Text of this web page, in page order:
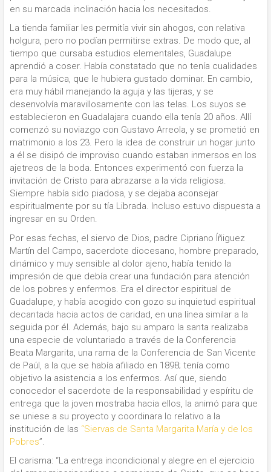
en su marcada inclinación hacia los necesitados.
La tienda familiar les permitía vivir sin ahogos, con relativa
holgura, pero no podían permitirse extras. De modo que, al
tiempo que cursaba estudios elementales, Guadalupe
aprendió a coser. Había constatado que no tenía cualidades
para la música, que le hubiera gustado dominar. En cambio,
era muy hábil manejando la aguja y las tijeras, y se
desenvolvía maravillosamente con las telas. Los suyos se
establecieron en Guadalajara cuando ella tenía 20 años. Allí
comenzó su noviazgo con Gustavo Arreola, y se prometió en
matrimonio a los 23. Pero la idea de construir un hogar junto
a él se disipó de improviso cuando estaban inmersos en los
ajetreos de la boda. Entonces experimentó con fuerza la
invitación de Cristo para abrazarse a la vida religiosa.
Siempre había sido piadosa, y se dejaba aconsejar
espiritualmente por su tía Librada. Incluso estuvo dispuesta a
ingresar en su Orden.
Por esas fechas, el siervo de Dios, padre Cipriano Íñiguez
Martín del Campo, sacerdote diocesano, hombre preparado,
dinámico y muy sensible al dolor ajeno, había tenido la
impresión de que debía crear una fundación para atención
de los pobres y enfermos. Era el director espiritual de
Guadalupe, y había acogido con gozo su inquietud espiritual
decantada hacia actos de caridad, en una línea similar a la
seguida por él. Además, bajo su amparo la santa realizaba
una especie de voluntariado a través de la Conferencia
Beata Margarita, una rama de la Conferencia de San Vicente
de Paúl, a la que se había afiliado en 1898; tenía como
objetivo la asistencia a los enfermos. Así que, siendo
conocedor el sacerdote de la responsabilidad y espíritu de
entrega que la joven mostraba hacia ellos, la animó para que
se uniese a su proyecto y coordinara lo relativo a la
institución de las “Siervas de Santa Margarita María y de los
Pobres”.
El carisma: “La entrega incondicional y alegre en el ejercicio